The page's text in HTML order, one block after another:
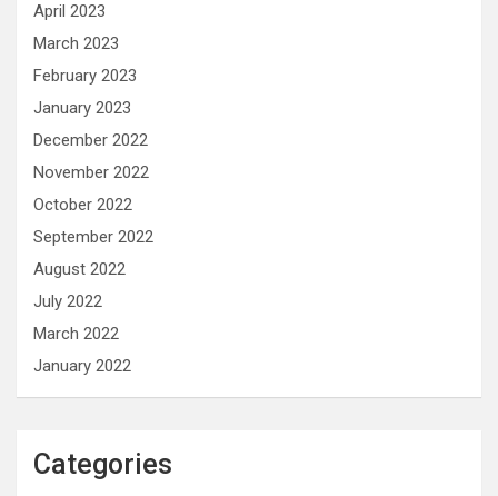
April 2023
March 2023
February 2023
January 2023
December 2022
November 2022
October 2022
September 2022
August 2022
July 2022
March 2022
January 2022
Categories